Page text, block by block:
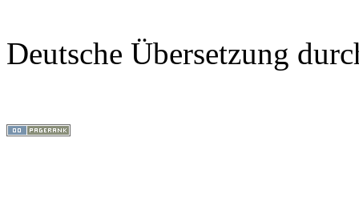
Deutsche Übersetzung